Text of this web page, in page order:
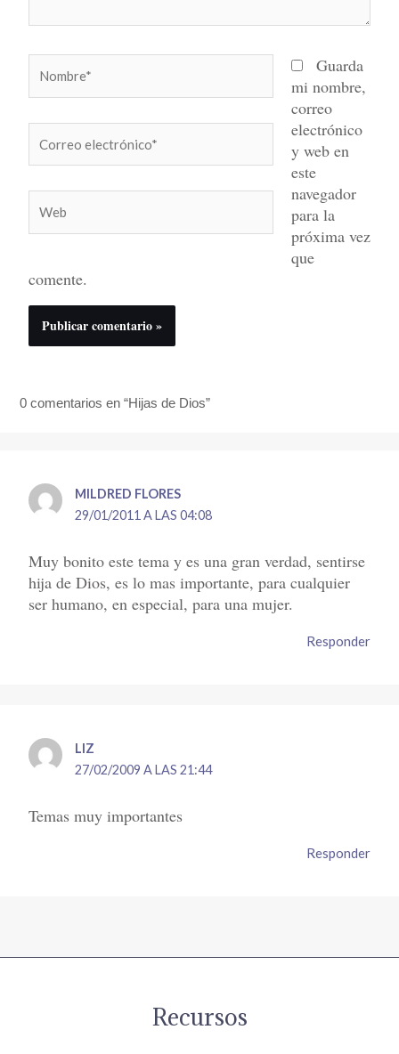
electrónico*
Guarda
mi nombre,
correo
electrónico
y web en
este
navegador
para la
próxima vez
que
comente.
0 comentarios en “Hijas de Dios”
MILDRED FLORES
29/01/2011 A LAS 04:08
Muy bonito este tema y es una gran verdad, sentirse
hija de Dios, es lo mas importante, para cualquier
ser humano, en especial, para una mujer.
Responder
LIZ
27/02/2009 A LAS 21:44
Temas muy importantes
Responder
Recursos